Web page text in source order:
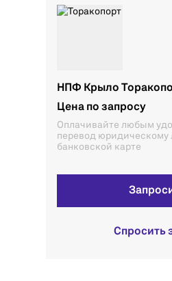
НПФ Крыло
Цена по запросу
Оплачивайте любым
перевод юридическому
банковской карте
Спросить